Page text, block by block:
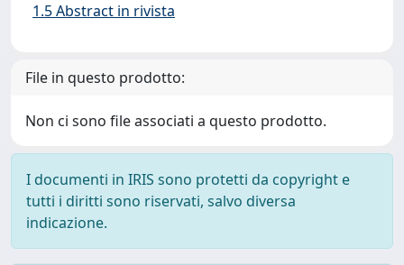
1.5 Abstract in rivista
File in questo prodotto:
Non ci sono file associati a questo prodotto.
I documenti in IRIS sono protetti da copyright e
tutti i diritti sono riservati, salvo diversa
indicazione.